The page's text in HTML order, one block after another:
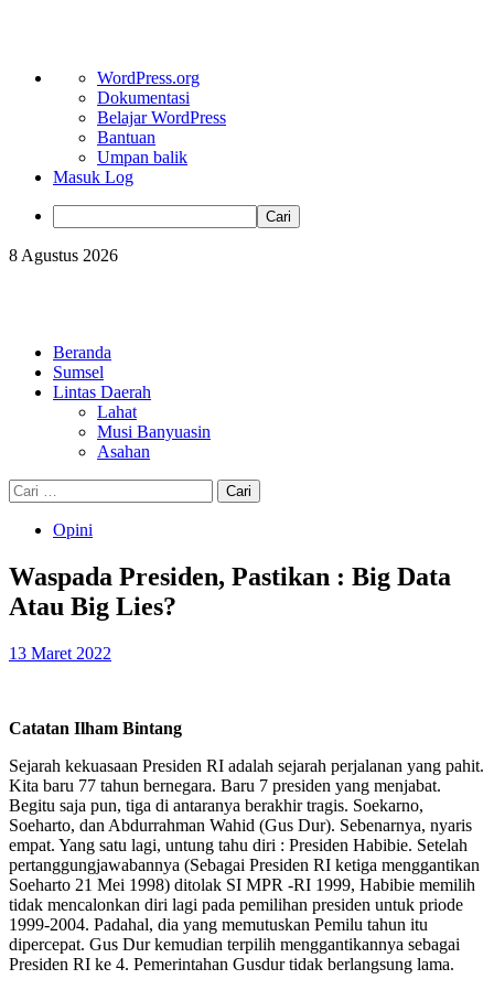
Tentang
WordPress
WordPress.org
Dokumentasi
Belajar WordPress
Bantuan
Umpan balik
Masuk Log
Cari
Skip
8 Agustus 2026
Beranda
Sumsel
Lintas Daerah
Lahat
Musi Banyuasin
Asahan
Cari
untuk:
Opini
Waspada Presiden, Pastikan : Big Data
Atau Big Lies?
13 Maret 2022
Catatan Ilham Bintang
Sejarah kekuasaan Presiden RI adalah sejarah perjalanan yang pahit.
Kita baru 77 tahun bernegara. Baru 7 presiden yang menjabat.
Begitu saja pun, tiga di antaranya berakhir tragis. Soekarno,
Soeharto, dan Abdurrahman Wahid (Gus Dur). Sebenarnya, nyaris
empat. Yang satu lagi, untung tahu diri : Presiden Habibie. Setelah
pertanggungjawabannya (Sebagai Presiden RI ketiga menggantikan
Soeharto 21 Mei 1998) ditolak SI MPR -RI 1999, Habibie memilih
tidak mencalonkan diri lagi pada pemilihan presiden untuk priode
1999-2004. Padahal, dia yang memutuskan Pemilu tahun itu
dipercepat. Gus Dur kemudian terpilih menggantikannya sebagai
Presiden RI ke 4. Pemerintahan Gusdur tidak berlangsung lama.